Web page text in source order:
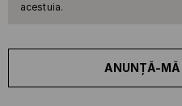
acestuia.
ANUNȚĂ-MĂ